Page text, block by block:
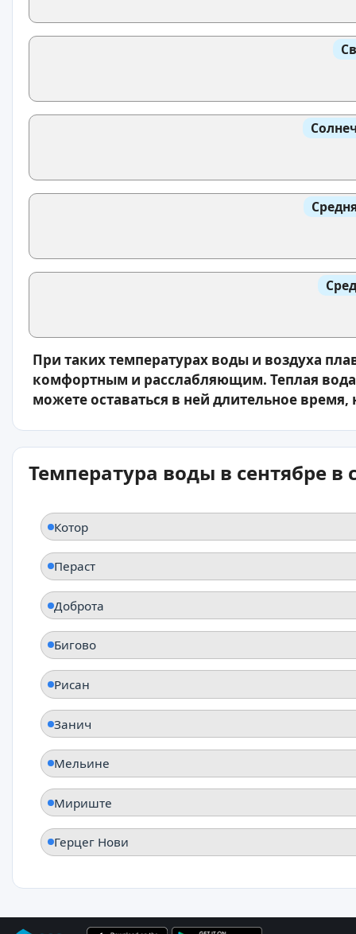
При таких температурах воды и воздуха
комфортным и расслабляющим. Теплая вода
можете оставаться в ней длительное время,
Температура воды в сентябре в
Котор
Пераст
Доброта
Бигово
Рисан
Занич
Мельине
Мириште
Герцег Нови